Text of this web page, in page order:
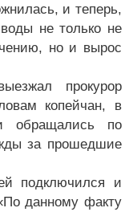
и теперь,
не только не
но и вырос
прокурор
копейчан, в
обращались по
за прошедшие
подключился и
данному факту